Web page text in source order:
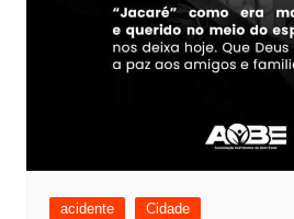
acidente Cidade